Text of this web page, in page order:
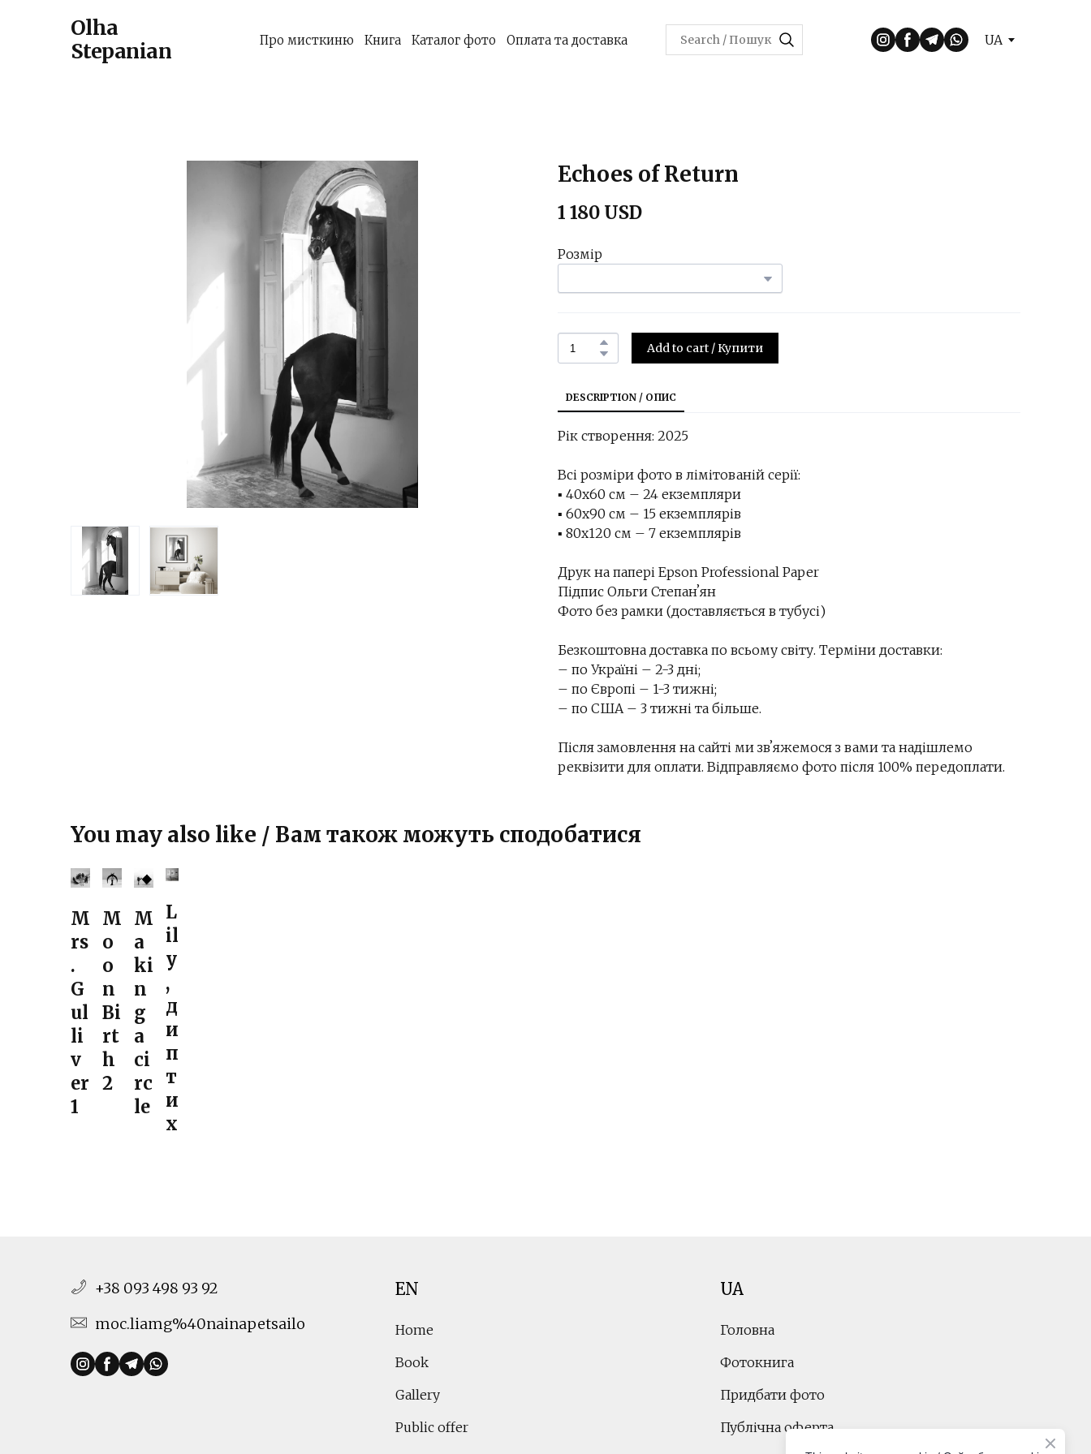
Olha
Stepanian
Про мисткиню Книга Каталог фото Оплата та доставка UA
Echoes of Return
1 180 USD
Розмір
Add to cart / Купити
DESCRIPTION / ОПИС
Рік створення: 2025
Всі розміри фото в лімітованій серії:
▪︎ 40х60 см – 24 екземпляри
▪︎ 60х90 см – 15 екземплярів
▪︎ 80х120 см – 7 екземплярів
Друк на папері Epson Professional Paper
Підпис Ольги Степанʼян
Фото без рамки (доставляється в тубусі)
Безкоштовна доставка по всьому світу. Терміни доставки:
– по Україні – 2-3 дні;
– по Європі – 1-3 тижні;
– по США – 3 тижні та більше.
Після замовлення на сайті ми звʼяжемося з вами та надішлемо
реквізити для оплати. Відправляємо фото після 100% передоплати.
You may also like / Вам також можуть сподобатися
M
rs
.
G
ul
li
v
er
1
M
o
o
n
Bi
rt
h
2
M
a
ki
n
g
a
ci
rc
le
L
il
y
,
д
и
п
т
и
х
+38 093 498 93 92
moc.liamg%40nainapetsailo
EN
Home
Book
Gallery
Public offer
UA
Головна
Фотокнига
Придбати фото
Публічна оферта